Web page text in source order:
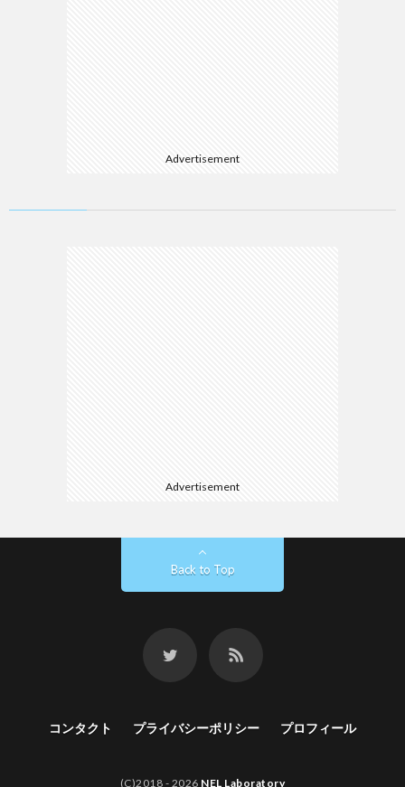
Advertisement
Advertisement
Back to Top
コンタクト プライバシーポリシー プロフィール
(C)2018 - 2026 NEL Laboratory